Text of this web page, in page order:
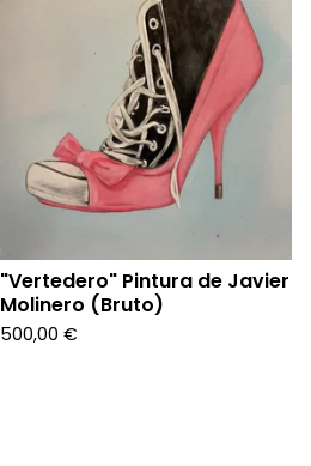
"Vertedero" Pintura de Javier
Molinero (Bruto)
500,00 €